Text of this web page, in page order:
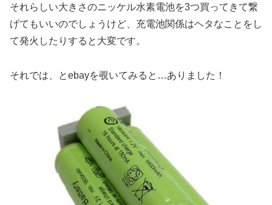
それらしい大きさのニッケル水素電池を3つ買ってきて繋
げてもいいのでしょうけど、充電池関係はヘタなことをし
て発火したりすると大変です。
それでは、とebayを覗いてみると…ありました！